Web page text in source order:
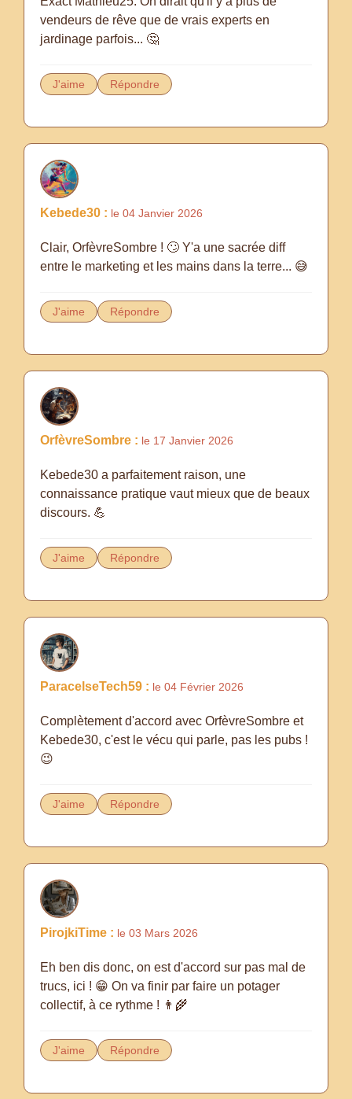
vendeurs de rêve que de vrais experts en
jardinage parfois... 🤔
J'aime Répondre
Kebede30 : le 04 Janvier 2026
Clair, OrfèvreSombre ! 🙄 Y'a une sacrée diff
entre le marketing et les mains dans la terre... 😅
J'aime Répondre
OrfèvreSombre : le 17 Janvier 2026
Kebede30 a parfaitement raison, une
connaissance pratique vaut mieux que de beaux
discours. 💪
J'aime Répondre
ParacelseTech59 : le 04 Février 2026
Complètement d'accord avec OrfèvreSombre et
Kebede30, c'est le vécu qui parle, pas les pubs !
J'aime Répondre
PirojkiTime : le 03 Mars 2026
Eh ben dis donc, on est d'accord sur pas mal de
trucs, ici ! 😁 On va finir par faire un potager
collectif, à ce rythme ! 👨‍🌾
J'aime Répondre